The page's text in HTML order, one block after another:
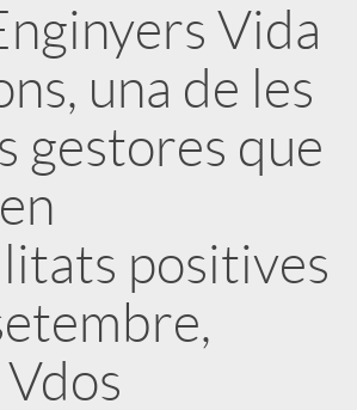
Vida
una de les
gestores que
positives